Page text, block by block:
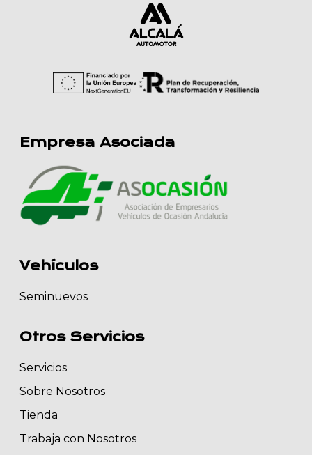
Empresa Asociada
Vehículos
Seminuevos
Otros Servicios
Servicios
Sobre Nosotros
Tienda
Trabaja con Nosotros